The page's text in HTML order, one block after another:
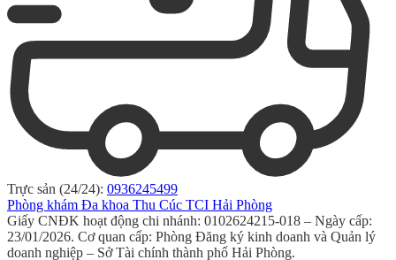
Trực sản (24/24): 0936245499
Phòng khám Đa khoa Thu Cúc TCI Hải Phòng
Giấy CNĐK hoạt động chi nhánh: 0102624215-018 – Ngày cấp:
23/01/2026. Cơ quan cấp: Phòng Đăng ký kinh doanh và Quản lý
doanh nghiệp – Sở Tài chính thành phố Hải Phòng.